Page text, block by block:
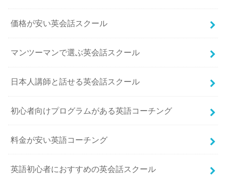
価格が安い英会話スクール
マンツーマンで選ぶ英会話スクール
日本人講師と話せる英会話スクール
初心者向けプログラムがある英語コーチング
料金が安い英語コーチング
英語初心者におすすめの英会話スクール